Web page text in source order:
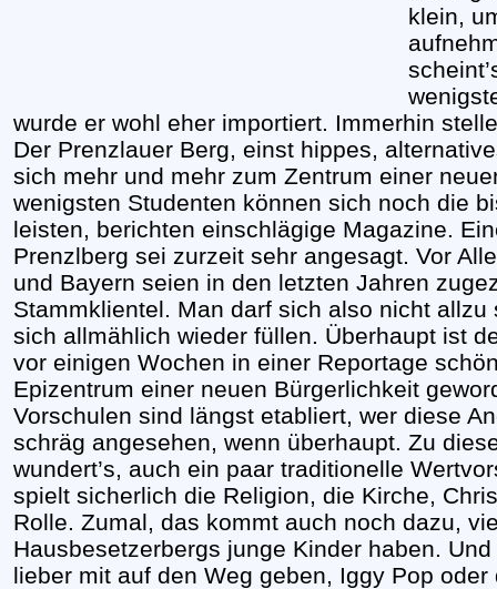
klein,
wurde er wohl eher importiert. Immerhin
Der Prenzlauer Berg, einst hippes,
sich mehr und mehr zum Zentrum einer
wenigsten Studenten können sich noch die
leisten, berichten einschlägige Magazine.
Prenzlberg sei zurzeit sehr angesagt. Vor
und Bayern seien in den letzten Jahren
Stammklientel. Man darf sich also nicht
sich allmählich wieder füllen. Überhaupt ist
vor einigen Wochen in einer Reportage
Epizentrum einer neuen Bürgerlichkeit
Vorschulen sind längst etabliert, wer diese
schräg angesehen, wenn überhaupt. Zu
wundert’s, auch ein paar traditionelle
spielt sicherlich die Religion, die Kirche,
Rolle. Zumal, das kommt auch noch dazu,
Hausbesetzerbergs junge Kinder haben.
lieber mit auf den Weg geben, Iggy Pop